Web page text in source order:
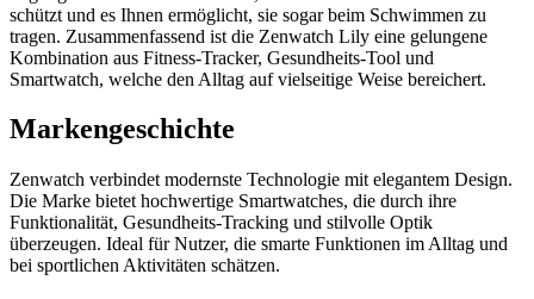
schützt und es Ihnen ermöglicht, sie sogar beim Schwimmen zu
tragen. Zusammenfassend ist die Zenwatch Lily eine gelungene
Kombination aus Fitness-Tracker, Gesundheits-Tool und
Smartwatch, welche den Alltag auf vielseitige Weise bereichert.
Markengeschichte
Zenwatch verbindet modernste Technologie mit elegantem Design.
Die Marke bietet hochwertige Smartwatches, die durch ihre
Funktionalität, Gesundheits-Tracking und stilvolle Optik
überzeugen. Ideal für Nutzer, die smarte Funktionen im Alltag und
bei sportlichen Aktivitäten schätzen.